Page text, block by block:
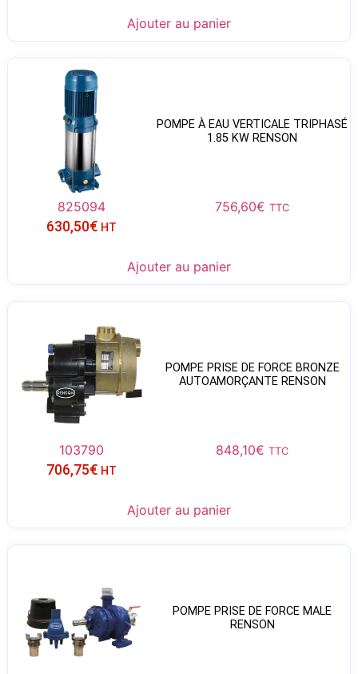
Ajouter au panier
POMPE À EAU VERTICALE TRIPHASÉ
1.85 KW RENSON
825094 756,60€ TTC
630,50€ HT
Ajouter au panier
POMPE PRISE DE FORCE BRONZE
AUTOAMORÇANTE RENSON
103790 848,10€ TTC
706,75€ HT
Ajouter au panier
POMPE PRISE DE FORCE MALE
RENSON